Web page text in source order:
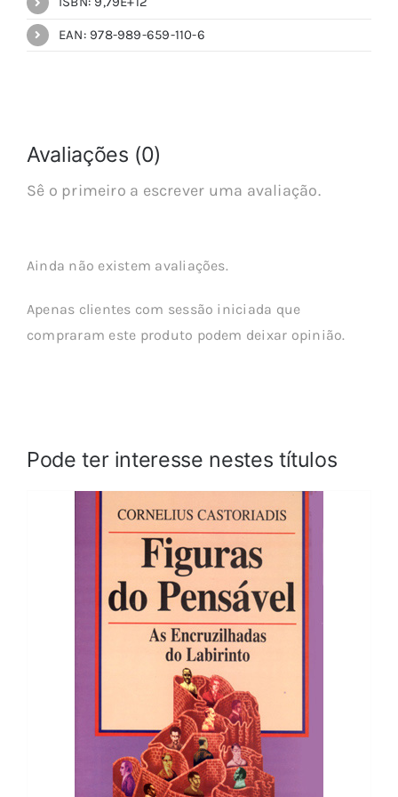
EAN: 978-989-659-110-6
Avaliações (0)
Sê o primeiro a escrever uma avaliação.
Ainda não existem avaliações.
Apenas clientes com sessão iniciada que
compraram este produto podem deixar opinião.
Pode ter interesse nestes títulos